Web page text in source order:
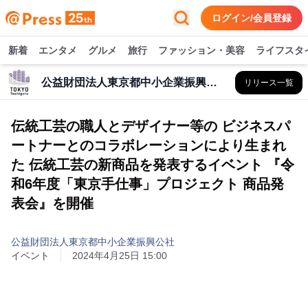
ログイン/会員登録
新着 エンタメ グルメ 旅行 ファッション・美容 ライフスタ
公益財団法人東京都中小企業振興公社 リリース一覧
伝統工芸の職人とデザイナー等の ビジネスパ
ートナーとのコラボレーションにより生まれ
た 伝統工芸の新商品を発表するイベント 『令
和6年度「東京手仕事」プロジェクト 商品発
表会』を開催
公益財団法人東京都中小企業振興公社
イベント
2024年4月25日 15:00